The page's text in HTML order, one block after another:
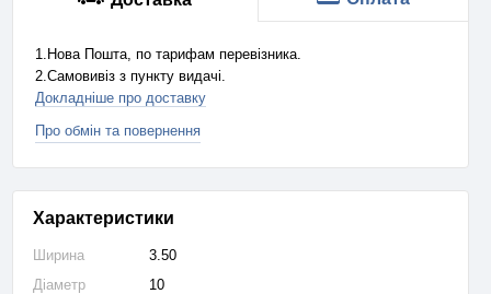
1.Нова Пошта, по тарифам перевізника.
2.Самовивіз з пункту видачі.
Докладніше про доставку
Про обмін та повернення
Характеристики
Ширина
3.50
Діаметр
10